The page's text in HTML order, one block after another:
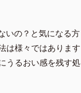
いの？と気になる方
は様々ではあります
うるおい感を残す処